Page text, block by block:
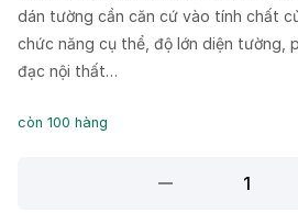
dán tường cần căn cứ vào tính chất
chức năng cụ thể, độ lớn diện tường,
đạc nội thất…
còn 100 hàng